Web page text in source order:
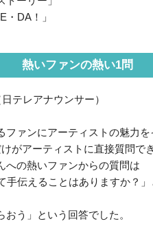
DA！」
熱いファンの熱い1問
テレアナウンサー）
ファンにアーティストの魅力
がアーティストに直接質問で
への熱いファンからの質問は
手伝えることはありますか？
おう」という回答でした。